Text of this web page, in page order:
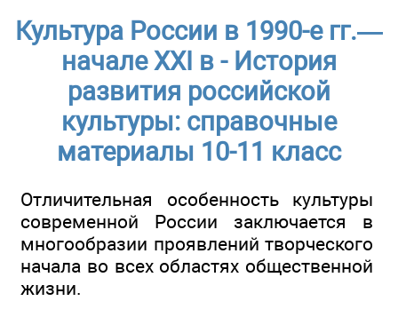
Культура России в 1990-е гг.—
начале XXI в - История
развития российской
культуры: справочные
материалы 10-11 класс
Отличительная особенность культуры
современной России заключается в
многообразии проявлений творческого
начала во всех областях общественной
жизни.